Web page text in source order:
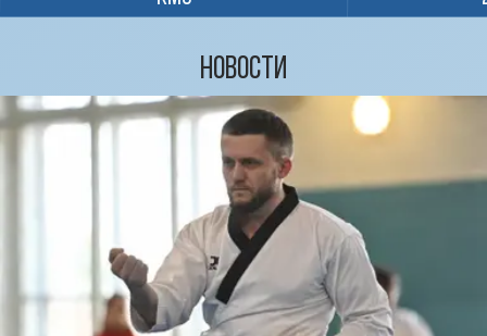
Новости